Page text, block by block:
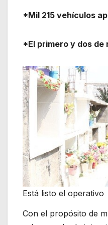
*Mil 215 vehículos
*El primero y dos de
Está listo el operativo
Con el propósito de